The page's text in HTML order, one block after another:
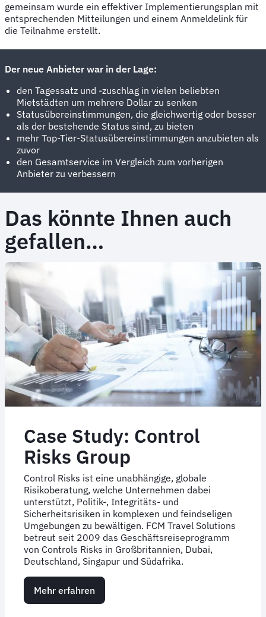
gemeinsam wurde ein effektiver Implementierungsplan mit
entsprechenden Mitteilungen und einem Anmeldelink für
die Teilnahme erstellt.
Der neue Anbieter war in der Lage:
den Tagessatz und -zuschlag in vielen beliebten
Mietstädten um mehrere Dollar zu senken
Statusübereinstimmungen, die gleichwertig oder besser
als der bestehende Status sind, zu bieten
mehr Top-Tier-Statusübereinstimmungen anzubieten als
zuvor
den Gesamtservice im Vergleich zum vorherigen
Anbieter zu verbessern
Das könnte Ihnen auch
gefallen…
Case Study: Control
Risks Group
Control Risks ist eine unabhängige, globale
Risikoberatung, welche Unternehmen dabei
unterstützt, Politik-, Integritäts- und
Sicherheitsrisiken in komplexen und feindseligen
Umgebungen zu bewältigen. FCM Travel Solutions
betreut seit 2009 das Geschäftsreiseprogramm
von Controls Risks in Großbritannien, Dubai,
Deutschland, Singapur und Südafrika.
Mehr erfahren
Case